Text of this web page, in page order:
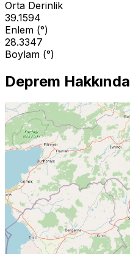
Orta Derinlik
39.1594
Enlem (°)
28.3347
Boylam (°)
Deprem Hakkında